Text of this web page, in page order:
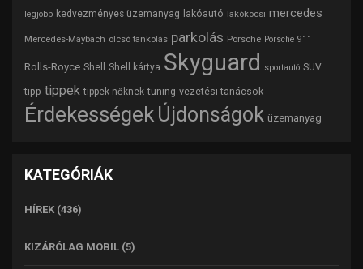
legjobb kedvezményes üzemanyag lakóautó lakókocsi mercedes
Mercedes-Maybach olcsó tankolás parkolás Porsche Porsche 911
Rolls-Royce Shell Shell kártya Skyguard sportautó SUV
tipp tippek tippek nőknek tuning vezetési tanácsok
Érdekességek Újdonságok üzemanyag
KATEGÓRIÁK
HÍREK (436)
KIZÁRÓLAG MOBIL (5)